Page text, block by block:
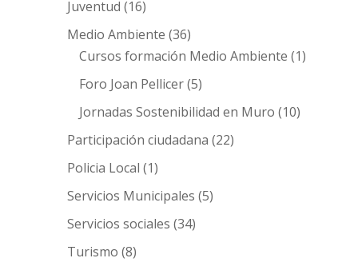
Juventud (16)
Medio Ambiente (36)
Cursos formación Medio Ambiente (1)
Foro Joan Pellicer(5)
Jornadas Sostenibilidad en Muro (10)
Participación ciudadana (22)
Policia Local (1)
Servicios Municipales (5)
Servicios sociales (34)
Turismo (8)